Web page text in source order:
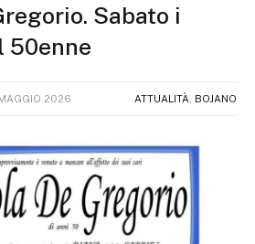
Sabato i
50enne
2026 ATTUALITÀ BOJANO